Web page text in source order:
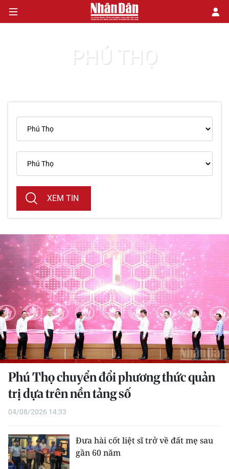
VĂN HÓA
XÃ HỘI
PHÁP LUẬT
DU LỊCH
THẾ GIỚI
THỂ THAO
GIÁO DỤC
Y TẾ
KHOA HỌC - CÔNG NGHỆ
MÔI TRƯỜNG
BẠN ĐỌC
KIỂM CHỨNG THÔNG TIN
TRI THỨC CHUYÊN SÂU
54 DÂN TỘC VIỆT NAM
CHƯƠNG TRÌNH OCOP - MỖI XÃ
PHÚ THỌ
XEM TIN
Phú Thọ chuyển đổi phương thức quản
trị dựa trên nền tảng số
04/08/2026 14:33
Đưa hài cốt liệt sĩ trở về đất mẹ sau
gần 60 năm